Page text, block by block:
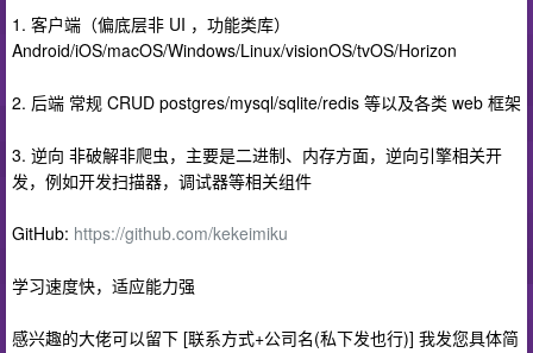
1. 客户端（偏底层非 UI ，功能类库）
Android/iOS/macOS/Windows/Linux/visionOS/tvOS/Horizon
2. 后端 常规 CRUD postgres/mysql/sqlite/redis 等以及各类 web 框架
3. 逆向 非破解非爬虫，主要是二进制、内存方面，逆向引擎相关开
发，例如开发扫描器，调试器等相关组件
GitHub: https://github.com/kekeimiku
学习速度快，适应能力强
感兴趣的大佬可以留下 [联系方式+公司名(私下发也行)] 我发您具体简